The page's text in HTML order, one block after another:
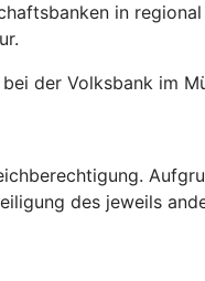
in
der Volksbank im
des jeweils